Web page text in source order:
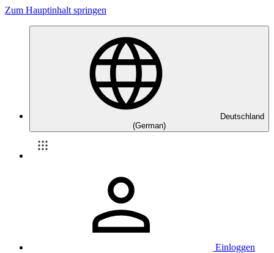
Zum Hauptinhalt springen
Deutschland
(German)
Einloggen